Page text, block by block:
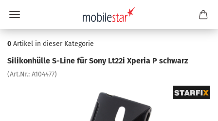
0 Artikel in dieser Kategorie
Si­li­kon­hül­le S-​Line für Sony Lt22i Xpe­ria P schwarz
(Art.Nr.: A104477)